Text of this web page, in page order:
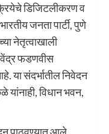
डिजिटलीकरण व
जनता पार्टी, पुणे
नेतृत्वाखाली
फडणवीस
या संदर्भातील निवेदन
विधान भवन,